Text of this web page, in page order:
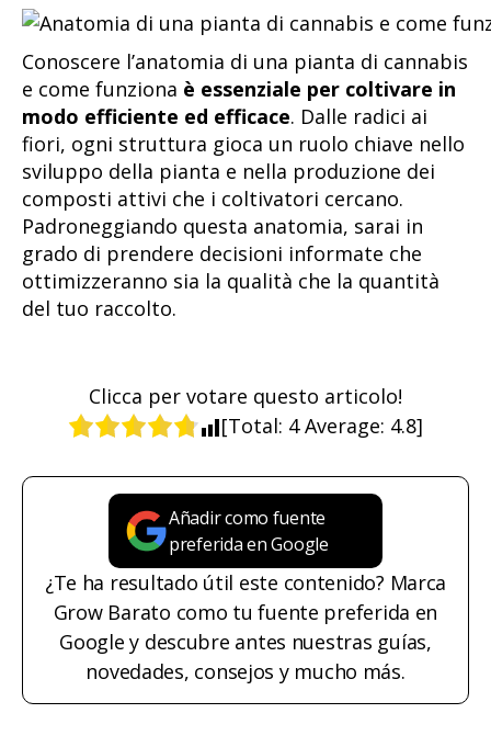
Conoscere l’anatomia di una pianta di cannabis
e come funziona è essenziale per coltivare in
modo efficiente ed efficace. Dalle radici ai
fiori, ogni struttura gioca un ruolo chiave nello
sviluppo della pianta e nella produzione dei
composti attivi che i coltivatori cercano.
Padroneggiando questa anatomia, sarai in
grado di prendere decisioni informate che
ottimizzeranno sia la qualità che la quantità
del tuo raccolto.
Clicca per votare questo articolo!
[Total: 4Average: 4.8]
Añadir como fuente
preferida en Google
¿Te ha resultado útil este contenido? Marca
Grow Barato como tu fuente preferida en
Google y descubre antes nuestras guías,
novedades, consejos y mucho más.